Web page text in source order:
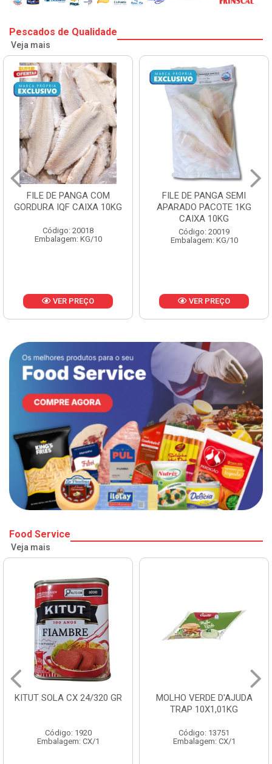
Pescados de Qualidade
Veja mais
FILE DE PANGA SEMI
APARADO PACOTE 1KG
Código: 20019
Embalagem: KG/10
VER PREÇO
POLACA DESFIADA
PESCAMARES PCT5KG
CX10KG
Código: 20161
Embalagem: KG/10
VER PREÇO
Food Service
Veja mais
GR
MOLHO VERDE D'AJUDA
Código: 13751
Embalagem: CX/1
FRUTAS
CX 10KG
Código: 1785
Embalagem: